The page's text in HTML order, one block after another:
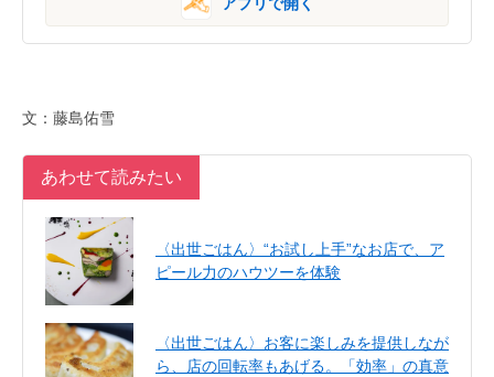
アプリで開く
文：藤島佑雪
あわせて読みたい
〈出世ごはん〉“お試し上手”なお店で、ア
ピール力のハウツーを体験
〈出世ごはん〉お客に楽しみを提供しなが
ら、店の回転率もあげる。「効率」の真意